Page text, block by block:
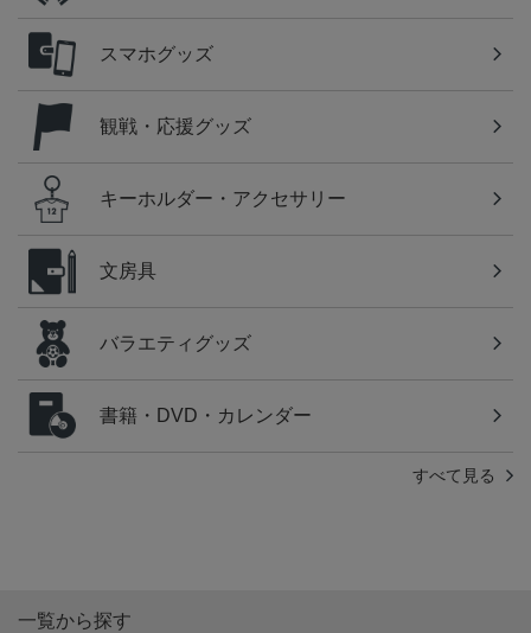
スマホグッズ
観戦・応援グッズ
キーホルダー・アクセサリー
文房具
バラエティグッズ
書籍・DVD・カレンダー
すべて見る
一覧から探す